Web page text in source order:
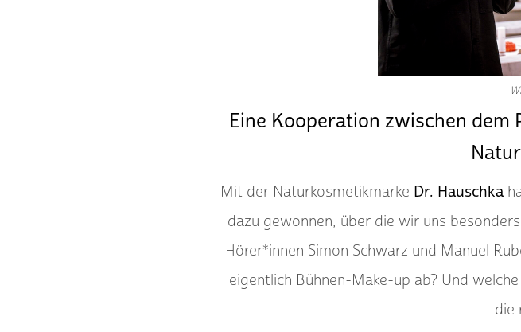
Eine Kooperation zwischen dem
Mit der Naturkosmetikmarke Dr. Hauschka
dazu gewonnen, über die wir uns
Hörer*innen Simon Schwarz und Manuel
eigentlich Bühnen-Make-up ab? Und
die